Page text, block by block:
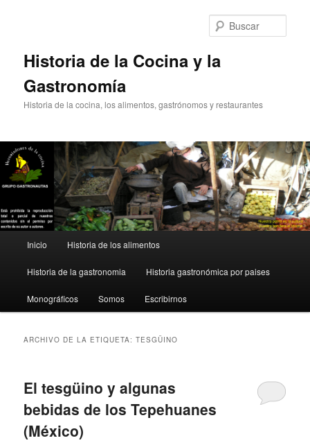
Historia de la Cocina y la
Gastronomía
Historia de la cocina, los alimentos, gastrónomos y restaurantes
principal
Inicio Historia de los alimentos
Historia de la gastronomia Historia gastronómica por paises
Monográficos Somos Escribirnos
ARCHIVO DE LA ETIQUETA:TESGÜINO
El tesgüino y algunas
bebidas de los Tepehuanes
(México)